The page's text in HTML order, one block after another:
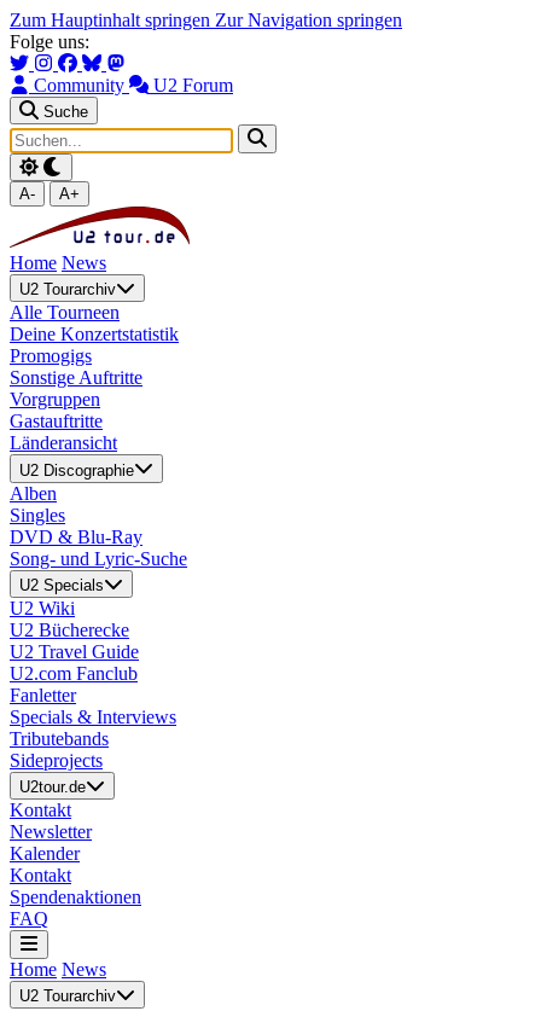
Zum Hauptinhalt springen Zur Navigation springen
Folge uns:
Community U2 Forum
Suche
A- A+
Home News
U2 Tourarchiv
Alle Tourneen
Deine Konzertstatistik
Promogigs
Sonstige Auftritte
Vorgruppen
Gastauftritte
Länderansicht
U2 Discographie
Alben
Singles
DVD & Blu-Ray
Song- und Lyric-Suche
U2 Specials
U2 Wiki
U2 Bücherecke
U2 Travel Guide
U2.com Fanclub
Fanletter
Specials & Interviews
Tributebands
Sideprojects
U2tour.de
Kontakt
Newsletter
Kalender
Kontakt
Spendenaktionen
FAQ
Home News
U2 Tourarchiv